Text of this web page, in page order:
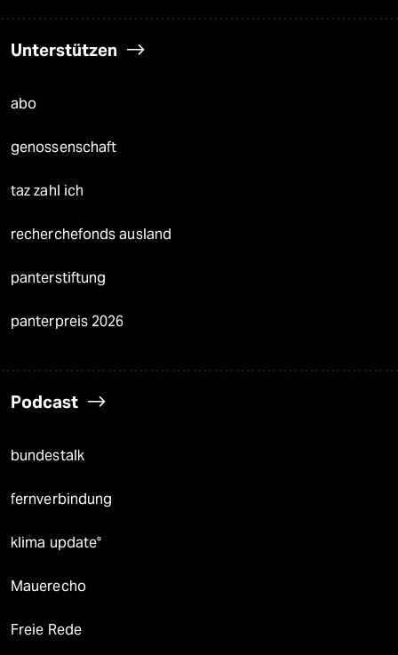
Unterstützen
abo
genossenschaft
taz zahl ich
recherchefonds ausland
panterstiftung
panterpreis 2026
Podcast
bundestalk
fernverbindung
klima update°
Mauerecho
Freie Rede